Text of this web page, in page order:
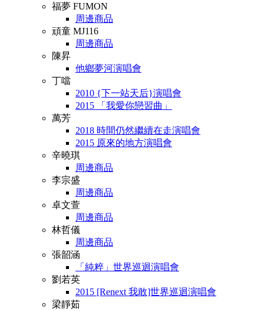
福夢 FUMON
周邊商品
頑童 MJ116
周邊商品
陳昇
他鄉夢河演唱會
丁噹
2010 {下一站天后}演唱會
2015 「我愛你戀習曲」
萬芳
2018 時間仍然繼續在走演唱會
2015 原來的地方演唱會
辛曉琪
周邊商品
李宗盛
周邊商品
卓文萱
周邊商品
林哲儀
周邊商品
張韶涵
「純粹」世界巡迴演唱會
劉若英
2015 [Renext 我敢]世界巡迴演唱會
梁靜茹